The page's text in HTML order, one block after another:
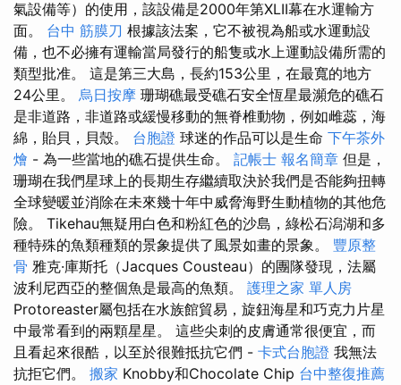
氣設備等）的使用，該設備是2000年第XLII幕在水運輸方
面。 台中 筋膜刀 根據該法案，它不被視為船或水運動設
備，也不必擁有運輸當局發行的船隻或水上運動設備所需的
類型批准。 這是第三大島，長約153公里，在最寬的地方
24公里。 烏日按摩 珊瑚礁最受礁石安全恆星最瀕危的礁石
是非道路，非道路或緩慢移動的無脊椎動物，例如雌蕊，海
綿，貽貝，貝殼。 台胞證 球迷的作品可以是生命 下午茶外
燴 - 為一些當地的礁石提供生命。 記帳士 報名簡章 但是，
珊瑚在我們星球上的長期生存繼續取決於我們是否能夠扭轉
全球變暖並消除在未來幾十年中威脅海野生動植物的其他危
險。 Tikehau無疑用白色和粉紅色的沙島，綠松石潟湖和多
種特殊的魚類種類的景象提供了風景如畫的景象。 豐原整
骨 雅克·庫斯托（Jacques Cousteau）的團隊發現，法屬
波利尼西亞的整個魚是最高的魚類。 護理之家 單人房
Protoreaster屬包括在水族館貿易，旋鈕海星和巧克力片星
中最常看到的兩顆星星。 這些尖刺的皮膚通常很便宜，而
且看起來很酷，以至於很難抵抗它們 - 卡式台胞證 我無法
抗拒它們。 搬家 Knobby和Chocolate Chip 台中整復推薦